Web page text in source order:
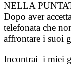
NELLA
Dopo aver
telefonata che
affrontare i suoi
Incontrai i miei